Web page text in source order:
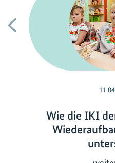
Vorherige
Wie die IKI